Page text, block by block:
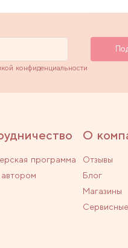
конфиденциальности
программа
О
Отзывы
Блог
Магазины